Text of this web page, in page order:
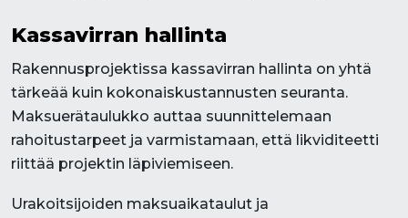
Kassavirran hallinta
Rakennusprojektissa kassavirran hallinta on yhtä
tärkeää kuin kokonaiskustannusten seuranta.
Maksuerätaulukko auttaa suunnittelemaan
rahoitustarpeet ja varmistamaan, että likviditeetti
riittää projektin läpiviemiseen.
Urakoitsijoiden maksuaikataulut ja